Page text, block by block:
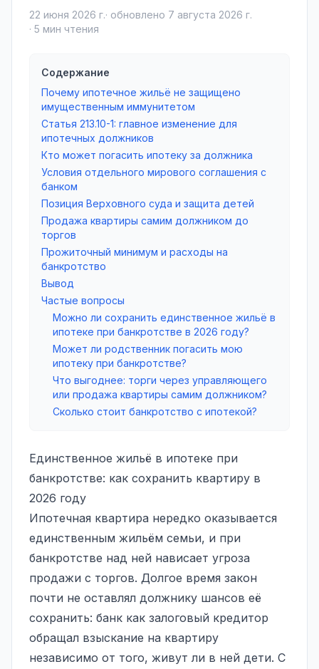
22 июня 2026 г.· обновлено 7 августа 2026 г.
· 5 мин чтения
Содержание
Почему ипотечное жильё не защищено
имущественным иммунитетом
Статья 213.10-1: главное изменение для
ипотечных должников
Кто может погасить ипотеку за должника
Условия отдельного мирового соглашения с
банком
Позиция Верховного суда и защита детей
Продажа квартиры самим должником до
торгов
Прожиточный минимум и расходы на
банкротство
Вывод
Частые вопросы
Можно ли сохранить единственное жильё в
ипотеке при банкротстве в 2026 году?
Может ли родственник погасить мою
ипотеку при банкротстве?
Что выгоднее: торги через управляющего
или продажа квартиры самим должником?
Сколько стоит банкротство с ипотекой?
Единственное жильё в ипотеке при
банкротстве: как сохранить квартиру в
2026 году
Ипотечная квартира нередко оказывается
единственным жильём семьи, и при
банкротстве над ней нависает угроза
продажи с торгов. Долгое время закон
почти не оставлял должнику шансов её
сохранить: банк как залоговый кредитор
обращал взыскание на квартиру
независимо от того, живут ли в ней дети. С